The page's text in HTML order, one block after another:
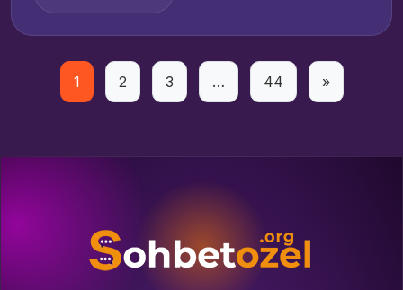
Yazı
sayfalaması
1 2 3 … 44 »